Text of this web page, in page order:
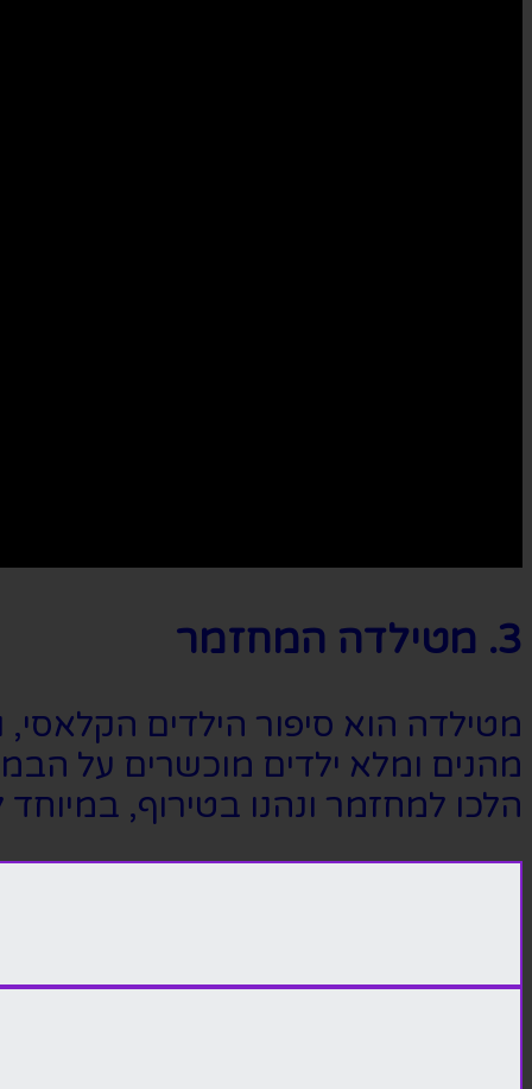
3. מטילדה המחזמר
מטילדה הוא סיפור הילדים הקלאסי,
מהנים ומלא ילדים מוכשרים על
הלכו למחזמר ונהנו בטירוף,